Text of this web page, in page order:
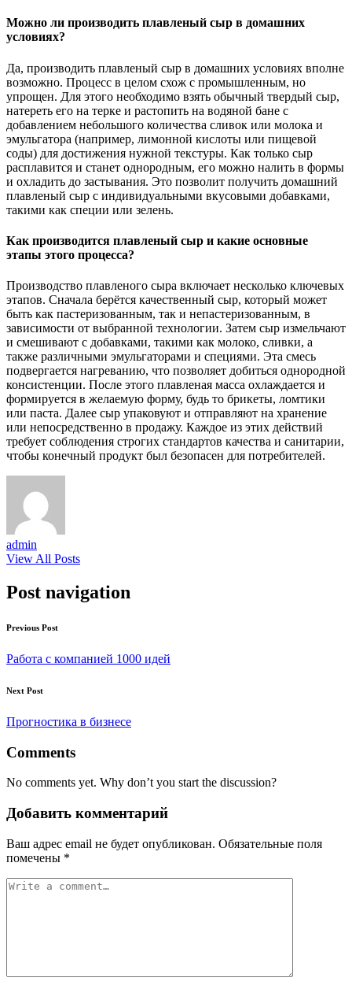
Можно ли производить плавленый сыр в домашних
условиях?
Да, производить плавленый сыр в домашних условиях вполне
возможно. Процесс в целом схож с промышленным, но
упрощен. Для этого необходимо взять обычный твердый сыр,
натереть его на терке и растопить на водяной бане с
добавлением небольшого количества сливок или молока и
эмульгатора (например, лимонной кислоты или пищевой
соды) для достижения нужной текстуры. Как только сыр
расплавится и станет однородным, его можно налить в формы
и охладить до застывания. Это позволит получить домашний
плавленый сыр с индивидуальными вкусовыми добавками,
такими как специи или зелень.
Как производится плавленый сыр и какие основные
этапы этого процесса?
Производство плавленого сыра включает несколько ключевых
этапов. Сначала берётся качественный сыр, который может
быть как пастеризованным, так и непастеризованным, в
зависимости от выбранной технологии. Затем сыр измельчают
и смешивают с добавками, такими как молоко, сливки, а
также различными эмульгаторами и специями. Эта смесь
подвергается нагреванию, что позволяет добиться однородной
консистенции. После этого плавленая масса охлаждается и
формируется в желаемую форму, будь то брикеты, ломтики
или паста. Далее сыр упаковуют и отправляют на хранение
или непосредственно в продажу. Каждое из этих действий
требует соблюдения строгих стандартов качества и санитарии,
чтобы конечный продукт был безопасен для потребителей.
admin
View All Posts
Post navigation
Previous Post
Работа с компанией 1000 идей
Next Post
Прогностика в бизнесе
Comments
No comments yet. Why don’t you start the discussion?
Добавить комментарий
Ваш адрес email не будет опубликован. Обязательные поля
помечены *